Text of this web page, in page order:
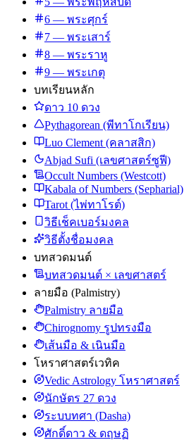
6 — พระศุกร์
7 — พระเสาร์
8 — พระราหู
9 — พระเกตุ
บทเรียนหลัก
ดาว 10 ดวง
Pythagorean (พีทาโกเรียน)
Luo Clement (คลาสสิก)
Abjad Sufi (เลขศาสตร์ซูฟี)
Occult Numbers (Westcott)
Kabala of Numbers (Sepharial)
Tarot (ไพ่ทาโรต์)
วิธีเช็คเบอร์มงคล
วิธีตั้งชื่อมงคล
บทสวดมนต์
บทสวดมนต์ × เลขศาสตร์
ลายมือ (Palmistry)
Palmistry ลายมือ
Chirognomy รูปทรงมือ
เส้นมือ & เนินมือ
โหราศาสตร์เวทิค
Vedic Astrology โหราศาสตร์
นักษัตร 27 ดวง
ระบบทศา (Dasha)
ศักดิ์ดาว & ดฤษฏิ